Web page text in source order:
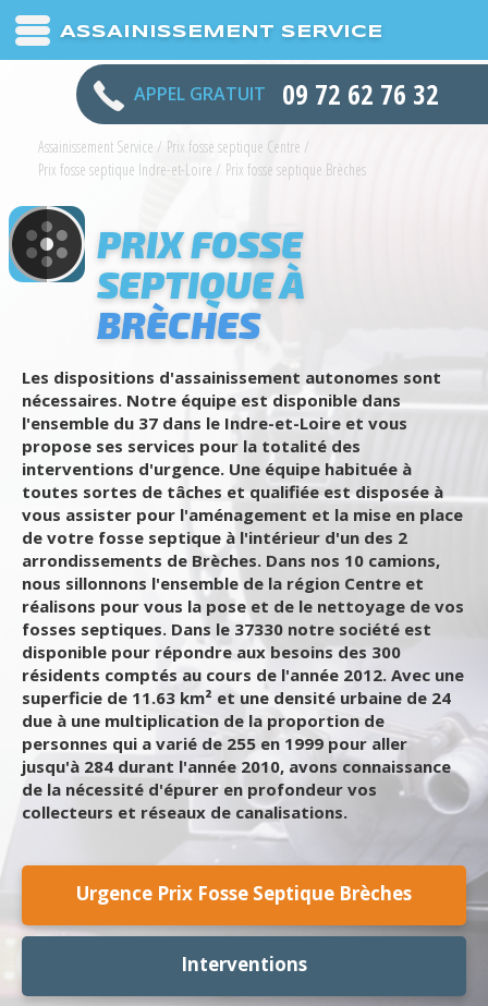
ASSAINISSEMENT SERVICE
APPEL GRATUIT 09 72 62 76 32
Assainissement Service / Prix fosse septique Centre /
Prix fosse septique Indre-et-Loire / Prix fosse septique Brèches
PRIX FOSSE
SEPTIQUE À
BRÈCHES
Les dispositions d'assainissement autonomes sont
nécessaires. Notre équipe est disponible dans
l'ensemble du 37 dans le Indre-et-Loire et vous
propose ses services pour la totalité des
interventions d'urgence. Une équipe habituée à
toutes sortes de tâches et qualifiée est disposée à
vous assister pour l'aménagement et la mise en place
de votre fosse septique à l'intérieur d'un des 2
arrondissements de Brèches. Dans nos 10 camions,
nous sillonnons l'ensemble de la région Centre et
réalisons pour vous la pose et de le nettoyage de vos
fosses septiques. Dans le 37330 notre société est
disponible pour répondre aux besoins des 300
résidents comptés au cours de l'année 2012. Avec une
superficie de 11.63 km² et une densité urbaine de 24
due à une multiplication de la proportion de
personnes qui a varié de 255 en 1999 pour aller
jusqu'à 284 durant l'année 2010, avons connaissance
de la nécessité d'épurer en profondeur vos
collecteurs et réseaux de canalisations.
Urgence Prix Fosse Septique Brèches
Interventions